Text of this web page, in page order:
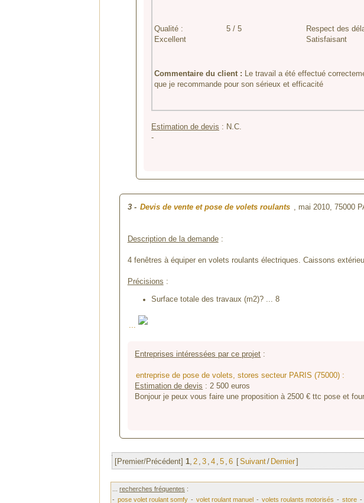
Qualité :
5 / 5
Excellent
Respect des
Satisfaisant
Commentaire du client : Le travail a été effectué
que je recommande pour son sérieux et efficacité
Estimation de devis : N.C.
-
3- Devis de vente et pose de volets roulants , mai 2010, 75000
Description de la demande:
4 fenêtres à équiper en volets roulants électriques. Caissons
Précisions :
Surface totale des travaux (m2)? ... 8
...
Entreprises intéressées par ce projet :
entreprise de pose de volets, stores secteur PARIS (75000) :
Estimation de devis : 2 500 euros
Bonjour je peux vous faire une proposition à 2500 € ttc pose et
[Premier/Précédent] 1, 2 , 3 , 4 , 5 , 6 Suivant/ Dernier
... recherches fréquentes :
- pose volet roulant somfy - volet roulant manuel - volets roulants motorisés - store -